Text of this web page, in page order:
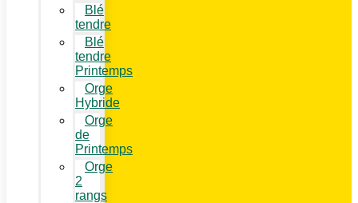
Blé
tendre
Blé
tendre
Printemps
Orge
Hybride
Orge
de
Printemps
Orge
2
rangs